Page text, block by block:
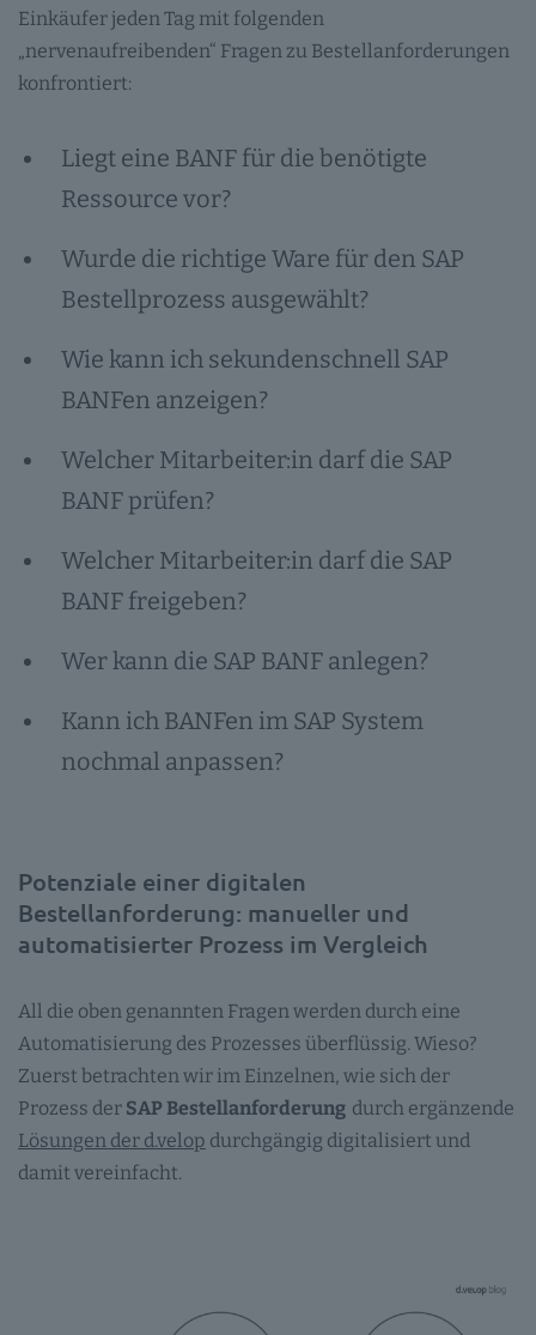
Einkäufer jeden Tag mit folgenden
„nervenaufreibenden“ Fragen zu Bestellanforderungen
konfrontiert:
Liegt eine BANF für die benötigte
Ressource vor?
Wurde die richtige Ware für den SAP
Bestellprozess ausgewählt?
Wie kann ich sekundenschnell SAP
BANFen anzeigen?
Welcher Mitarbeiter:in darf die SAP
BANF prüfen?
Welcher Mitarbeiter:in darf die SAP
BANF freigeben?
Wer kann die SAP BANF anlegen?
Kann ich BANFen im SAP System
nochmal anpassen?
Potenziale einer digitalen
Bestellanforderung: manueller und
automatisierter Prozess im Vergleich
All die oben genannten Fragen werden durch eine
Automatisierung des Prozesses überflüssig. Wieso?
Zuerst betrachten wir im Einzelnen, wie sich der
Prozess der SAP Bestellanforderung durch ergänzende
Lösungen der d.velop durchgängig digitalisiert und
damit vereinfacht.